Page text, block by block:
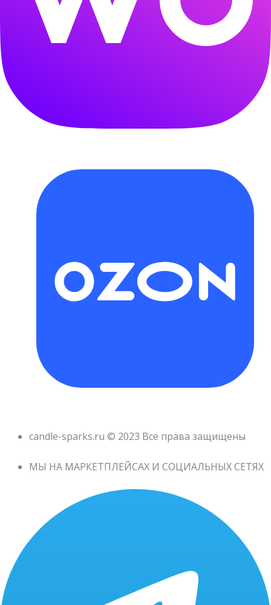
candle-sparks.ru © 2023 Все права защищены
МЫ НА МАРКЕТПЛЕЙСАХ И СОЦИАЛЬНЫХ СЕТЯХ